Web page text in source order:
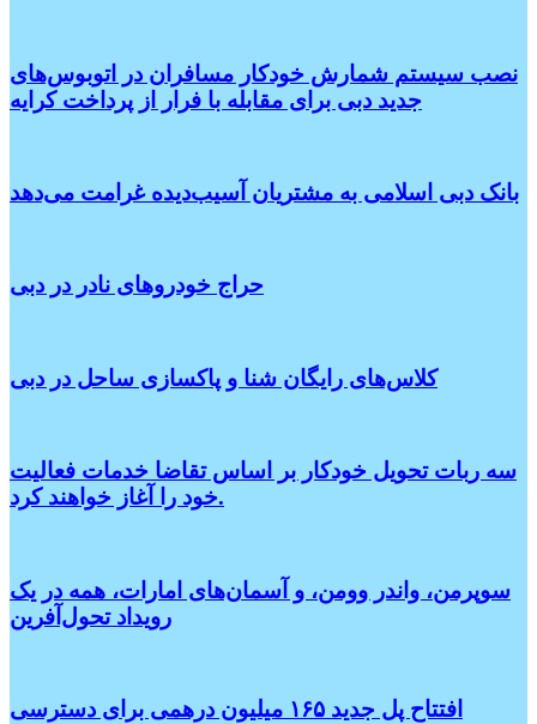
نصب سیستم شمارش خودکار مسافران در اتوبوس‌های
جدید دبی برای مقابله با فرار از پرداخت کرایه
بانک دبی اسلامی به مشتریان آسیب‌دیده غرامت می‌دهد
حراج خودروهای نادر در دبی
کلاس‌های رایگان شنا و پاکسازی ساحل در دبی
سه ربات تحویل خودکار بر اساس تقاضا خدمات فعالیت
خود را آغاز خواهند کرد.
سوپرمن، واندر وومن، و آسمان‌های امارات، همه در یک
رویداد تحول‌آفرین
افتتاح پل جدید ۱۶۵ میلیون درهمی برای دسترسی